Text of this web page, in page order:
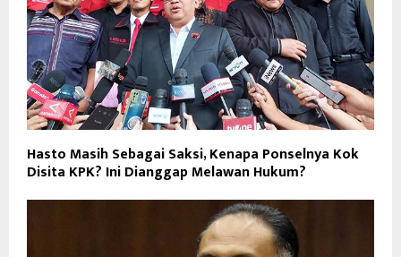
Hasto Masih Sebagai Saksi, Kenapa Ponselnya Kok
Disita KPK? Ini Dianggap Melawan Hukum?